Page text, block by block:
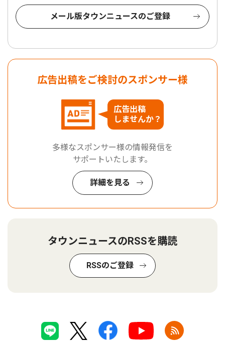
メール版タウンニュースのご登録
広告出稿をご検討のスポンサー様
広告出稿
しませんか？
多様なスポンサー様の情報発信を
サポートいたします。
詳細を見る
タウンニュースのRSSを購読
RSSのご登録